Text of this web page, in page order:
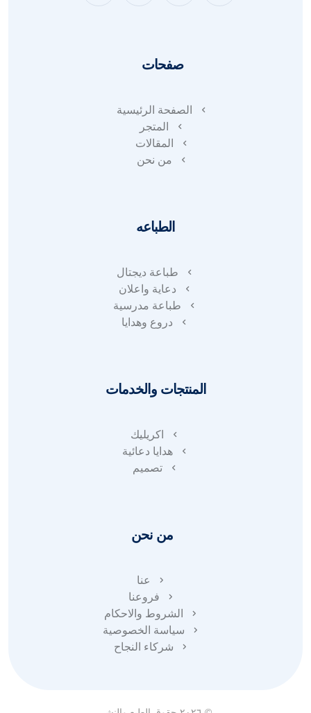
صفحات
الصفحة الرئيسية
المتجر
المقالات
من نحن
الطباعه
طباعة ديجتال
دعاية واعلان
طباعة مدرسية
دروع وهدايا
المنتجات والخدمات
اكريليك
هدايا دعائية
تصميم
من نحن
عنا
فروعنا
الشروط والاحكام
سياسة الخصوصية
شركاء النجاح